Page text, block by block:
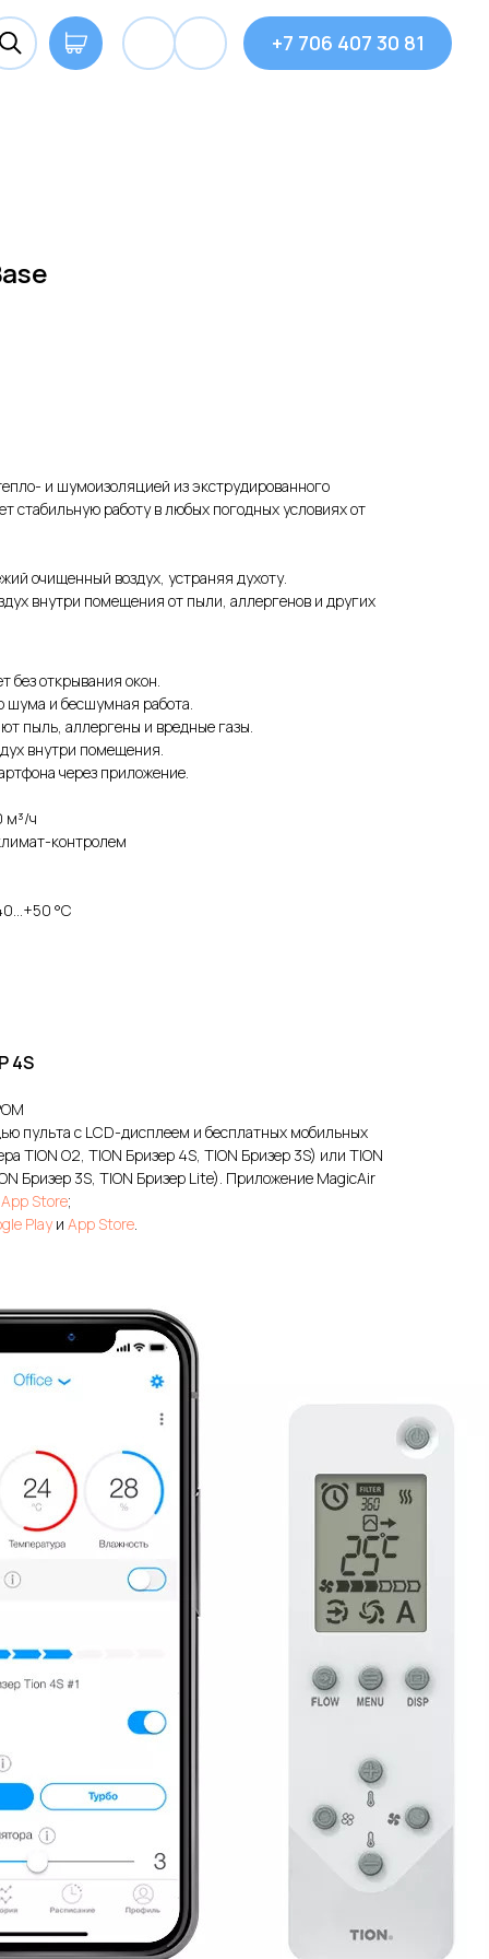
+7 706 407 30 81
и шумоизоляцией из экструдированного
стабильную работу в любых погодных условиях от
очищенный воздух, устраняя духоту.
внутри помещения от пыли, аллергенов и других
без открывания окон.
и бесшумная работа.
пыль, аллергены и вредные газы.
внутри помещения.
через приложение.
м³/ч
контролем
°С
4S
пульта с LCD-дисплеем и бесплатных мобильных
TION O2, TION Бризер 4S, TION Бризер 3S) или TION
Бризер 3S, TION Бризер Lite). Приложение MagicAir
App Store;
Playи App Store